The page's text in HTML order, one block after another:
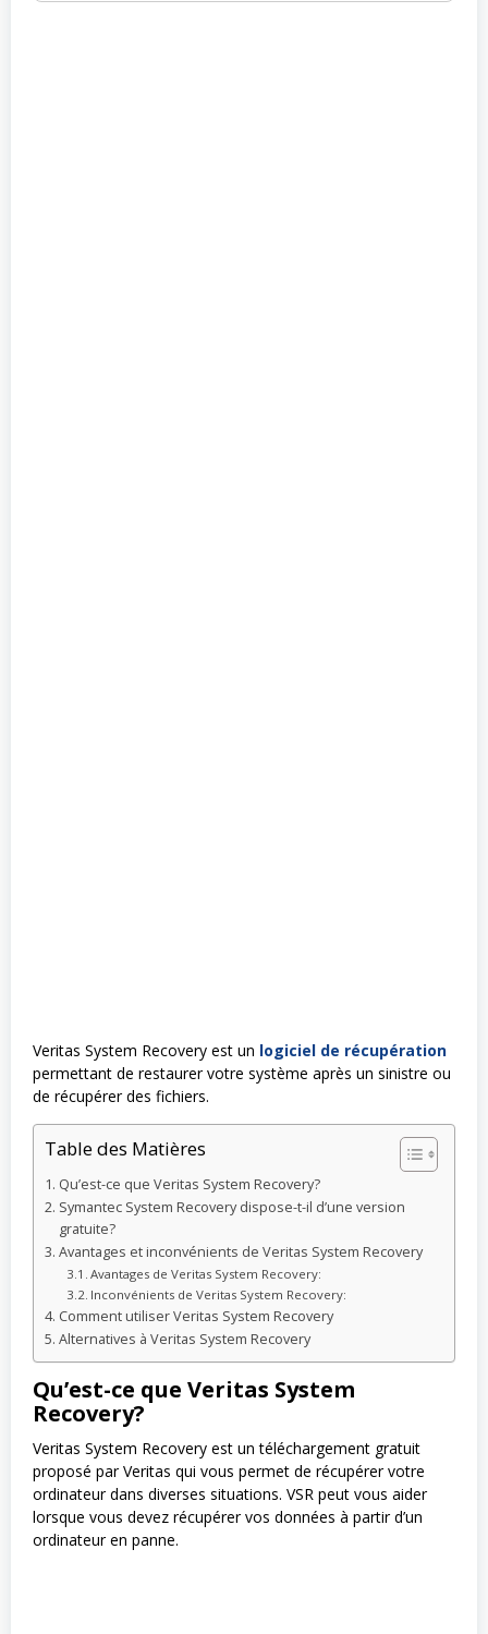
Veritas System Recovery est un logiciel de récupération
permettant de restaurer votre système après un sinistre ou
de récupérer des fichiers.
Table des Matières
Qu’est-ce que Veritas System Recovery?
Symantec System Recovery dispose-t-il d’une version
gratuite?
Avantages et inconvénients de Veritas System Recovery
Avantages de Veritas System Recovery:
Inconvénients de Veritas System Recovery:
Comment utiliser Veritas System Recovery
Alternatives à Veritas System Recovery
Qu’est-ce que Veritas System
Recovery?
Veritas System Recovery est un téléchargement gratuit
proposé par Veritas qui vous permet de récupérer votre
ordinateur dans diverses situations. VSR peut vous aider
lorsque vous devez récupérer vos données à partir d’un
ordinateur en panne.